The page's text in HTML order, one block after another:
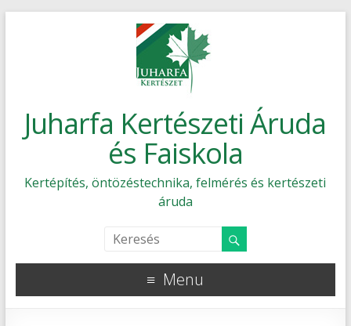
Juharfa Kertészeti Áruda
és Faiskola
Kertépítés, öntözéstechnika, felmérés és kertészeti
áruda
Menu